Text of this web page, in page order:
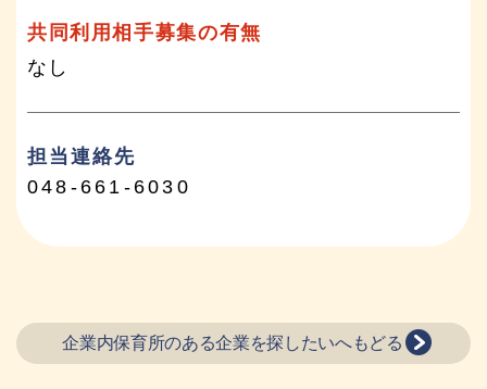
共同利用相手募集の有無
なし
担当連絡先
048-661-6030
企業内保育所のある企業を探したいへもどる